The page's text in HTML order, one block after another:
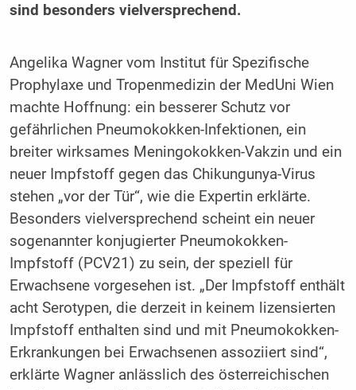
sind besonders vielversprechend.
Angelika Wagner vom Institut für Spezifische
Prophylaxe und Tropenmedizin der MedUni Wien
machte Hoffnung: ein besserer Schutz vor
gefährlichen Pneumokokken-Infektionen, ein
breiter wirksames Meningokokken-Vakzin und ein
neuer Impfstoff gegen das Chikungunya-Virus
stehen „vor der Tür“, wie die Expertin erklärte.
Besonders vielversprechend scheint ein neuer
sogenannter konjugierter Pneumokokken-
Impfstoff (PCV21) zu sein, der speziell für
Erwachsene vorgesehen ist. „Der Impfstoff enthält
acht Serotypen, die derzeit in keinem lizensierten
Impfstoff enthalten sind und mit Pneumokokken-
Erkrankungen bei Erwachsenen assoziiert sind“,
erklärte Wagner anlässlich des österreichischen